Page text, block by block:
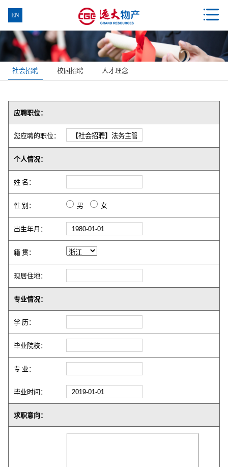
EN 
社会招聘 校园招聘 人才理念
应聘职位：
您应聘的职位：
个人情况：
姓 名：
性 别： 男 女
出生年月：
籍 贯：
现居住地：
专业情况：
学 历：
毕业院校：
专 业：
毕业时间：
求职意向：